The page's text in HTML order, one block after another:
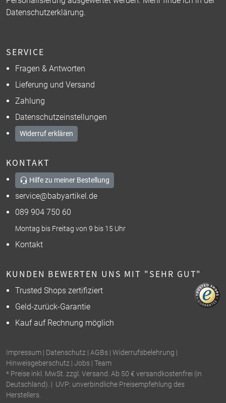
Datenschutzerklärung.
SERVICE
Fragen & Antworten
Lieferung und Versand
Zahlung
Datenschutzeinstellungen
Widerruf erklären
KONTAKT
Hilfe zu meiner Bestellung
service@babyartikel.de
089 904 750 60
Montag bis Freitag von 9 bis 15 Uhr
Kontakt
KUNDEN BEWERTEN UNS MIT "SEHR GUT"
Trusted Shops zertifiziert
Geld-zurück-Garantie
Kauf auf Rechnung möglich
Impressum | Datenschutz | AGBs | Widerrufsbelehrung |
Hinweisgeberschutz | Jobs | Team
* Preise inkl. MwSt. zzgl. Versand. Ab 50 € versandkostenfrei (in
Deutschland). | UVP: unverbindliche Preisempfehlung des
Herstellers.